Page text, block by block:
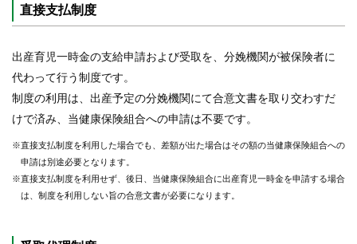
直接支払制度
出産育児一時金の支給申請および受取を、分娩機関が被保険者に
代わって行う制度です。
制度の利用は、出産予定の分娩機関にて合意文書を取り交わすだ
けで済み、当健康保険組合への申請は不要です。
※直接支払制度を利用した場合でも、差額が出た場合はその額の当健康保険組合への
申請は別途必要となります。
※直接支払制度を利用せず、後日、当健康保険組合に出産育児一時金を申請する場合
は、制度を利用しない旨の合意文書が必要になります。